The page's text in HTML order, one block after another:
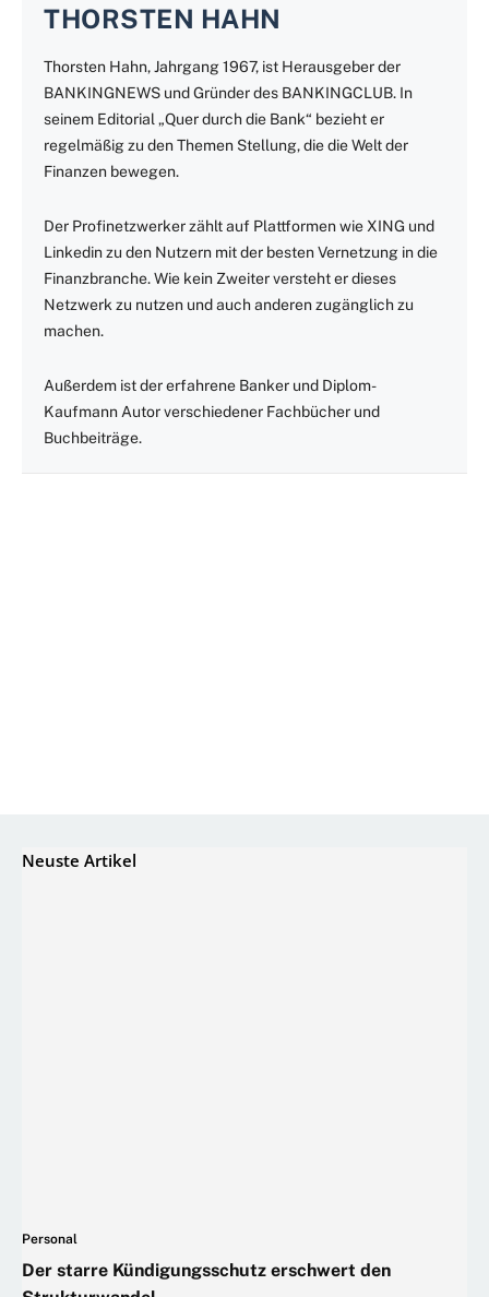
THORSTEN HAHN
Thorsten Hahn, Jahrgang 1967, ist Herausgeber der
BANKINGNEWS und Gründer des BANKINGCLUB. In
seinem Editorial „Quer durch die Bank“ bezieht er
regelmäßig zu den Themen Stellung, die die Welt der
Finanzen bewegen.
Der Profinetzwerker zählt auf Plattformen wie XING und
Linkedin zu den Nutzern mit der besten Vernetzung in die
Finanzbranche. Wie kein Zweiter versteht er dieses
Netzwerk zu nutzen und auch anderen zugänglich zu
machen.
Außerdem ist der erfahrene Banker und Diplom-
Kaufmann Autor verschiedener Fachbücher und
Buchbeiträge.
Neuste Artikel
Personal
Der starre Kündigungsschutz erschwert den